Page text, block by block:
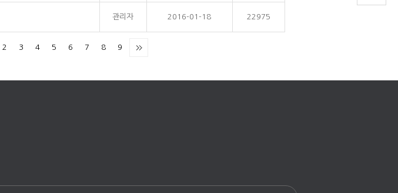
관리자 2016-01-18 22975
2 3 4 5 6 7 8 9